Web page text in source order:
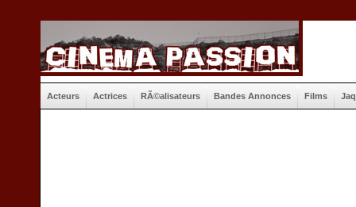
Acteurs Actrices RÃ©alisateurs Bandes Annonces Films